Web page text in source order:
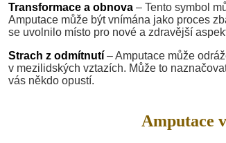
Transformace a obnova – Tento symbol
Amputace může být vnímána jako proces
se uvolnilo místo pro nové a zdravější
Strach z odmítnutí – Amputace může
v mezilidských vztazích. Může to
vás někdo opustí.
Amputace